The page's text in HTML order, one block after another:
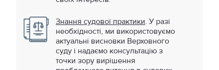
Знання судової практики. У разі
необхідності, ми використовуємо
актуальні висновки Верховного
суду і надаємо консультацію з
точки зору вирішення